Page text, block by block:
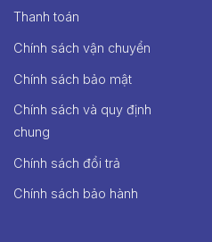
Thanh toán
Chính sách vận chuyển
Chính sách bảo mật
Chính sách và quy định
chung
Chính sách đổi trả
Chính sách bảo hành